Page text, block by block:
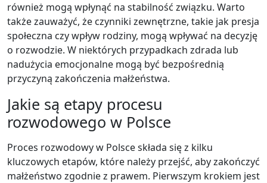
również mogą wpłynąć na stabilność związku. Warto
także zauważyć, że czynniki zewnętrzne, takie jak presja
społeczna czy wpływ rodziny, mogą wpływać na decyzję
o rozwodzie. W niektórych przypadkach zdrada lub
nadużycia emocjonalne mogą być bezpośrednią
przyczyną zakończenia małżeństwa.
Jakie są etapy procesu
rozwodowego w Polsce
Proces rozwodowy w Polsce składa się z kilku
kluczowych etapów, które należy przejść, aby zakończyć
małżeństwo zgodnie z prawem. Pierwszym krokiem jest